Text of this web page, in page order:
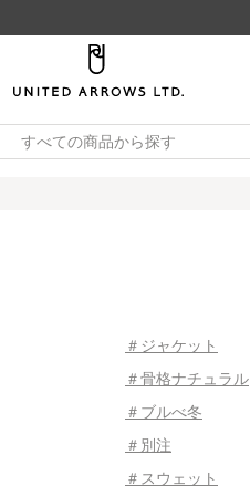
すべての商品から探す
＃ジャケット
＃骨格ナチュラル
＃ブルべ冬
＃別注
＃スウェット